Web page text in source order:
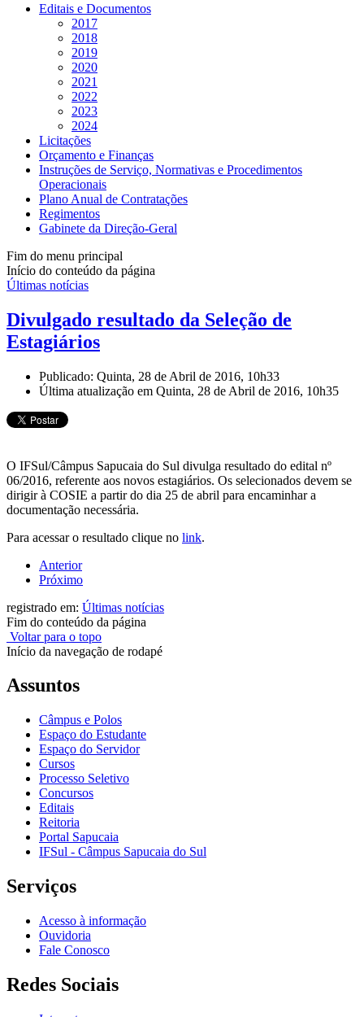
Editais e Documentos
2017
2018
2019
2020
2021
2022
2023
2024
Licitações
Orçamento e Finanças
Instruções de Serviço, Normativas e Procedimentos
Operacionais
Plano Anual de Contratações
Regimentos
Gabinete da Direção-Geral
Fim do menu principal
Início do conteúdo da página
Últimas notícias
Divulgado resultado da Seleção de
Estagiários
Publicado: Quinta, 28 de Abril de 2016, 10h33
Última atualização em Quinta, 28 de Abril de 2016, 10h35
O IFSul/Câmpus Sapucaia do Sul divulga resultado do edital nº
06/2016, referente aos novos estagiários. Os selecionados devem se
dirigir à COSIE a partir do dia 25 de abril para encaminhar a
documentação necessária.
Para acessar o resultado clique no link.
Anterior
Próximo
registrado em: Últimas notícias
Fim do conteúdo da página
Voltar para o topo
Início da navegação de rodapé
Assuntos
Câmpus e Polos
Espaço do Estudante
Espaço do Servidor
Cursos
Processo Seletivo
Concursos
Editais
Reitoria
Portal Sapucaia
IFSul - Câmpus Sapucaia do Sul
Serviços
Acesso à informação
Ouvidoria
Fale Conosco
Redes Sociais